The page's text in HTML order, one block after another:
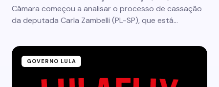
Câmara começou a analisar o processo de cassação
da deputada Carla Zambelli (PL-SP), que está…
GOVERNO LULA